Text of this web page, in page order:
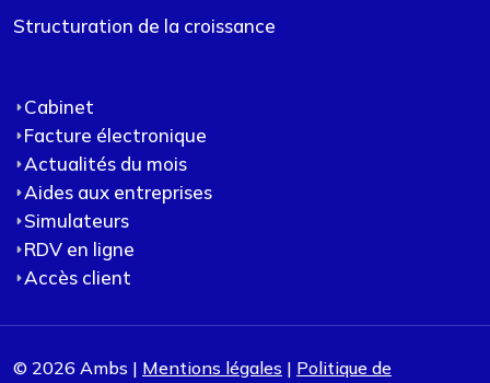
Structuration de la croissance
Cabinet
Facture électronique
Actualités du mois
Aides aux entreprises
Simulateurs
RDV en ligne
Accès client
© 2026 Ambs | Mentions légales | Politique de